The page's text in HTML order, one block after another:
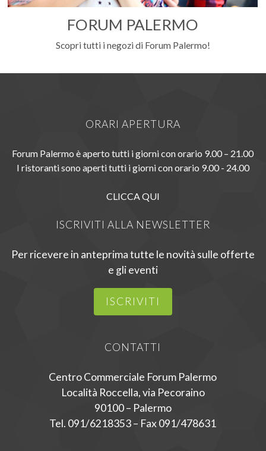
FORUM PALERMO
Scopri tutti i negozi di Forum Palermo!
ORARI APERTURA
Forum Palermo è aperto tutti i giorni con orario 9.00 – 21.00
I ristoranti sono aperti tutti i giorni con orario 9.00 - 24.00
CLICCA QUI
ISCRIVITI ALLA NEWSLETTER
Per ricevere in anteprima tutte le novità sulle offerte
e gli eventi
ISCRIVITI
CONTATTI
Centro Commerciale Forum Palermo
Località Roccella, via Pecoraino
90100 – Palermo
Tel. 091/6218353 – Fax 091/478631